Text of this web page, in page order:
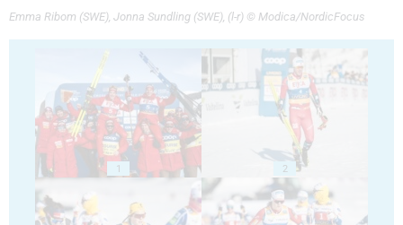
Emma Ribom (SWE), Jonna Sundling (SWE), (l-r) © Modica/NordicFocus
1 2